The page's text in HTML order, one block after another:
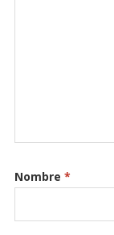
Nombre *